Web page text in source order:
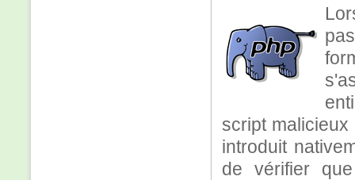
script
introduit
de vérifier